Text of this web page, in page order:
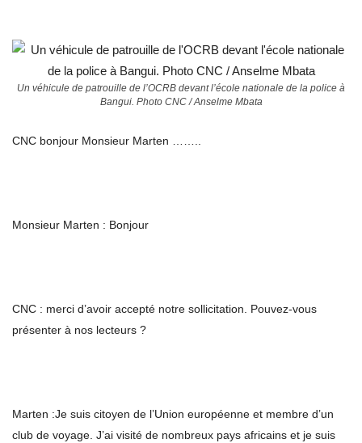
Un véhicule de patrouille de l’OCRB devant l’école nationale de la police à
Bangui. Photo CNC / Anselme Mbata
CNC bonjour Monsieur Marten ……..
Monsieur Marten : Bonjour
CNC : merci d’avoir accepté notre sollicitation. Pouvez-vous
présenter à nos lecteurs ?
Marten :Je suis citoyen de l’Union européenne et membre d’un
club de voyage. J’ai visité de nombreux pays africains et je suis